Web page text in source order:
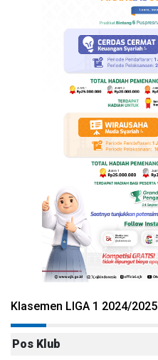
Klasemen LIGA 1 2024/2025
Pos Klub